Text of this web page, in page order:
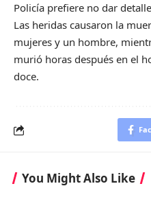
Policía prefiere no dar
Las heridas causaron la
mujeres y un hombre,
murió horas después en el
doce.
You Might Also Like